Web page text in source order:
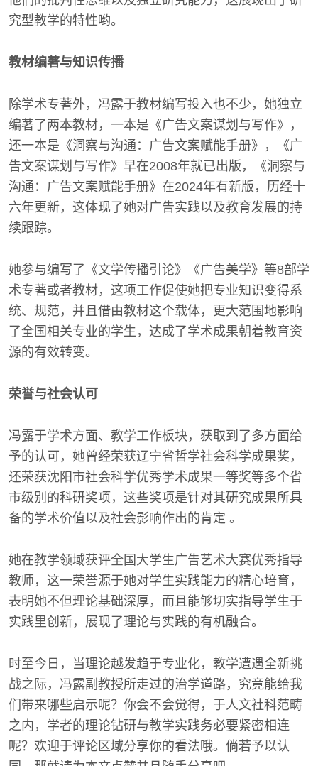
究型教学的特性哟。
教材编著与知识传播
除学术专著外，冯露于教材编写投入也不少，她独立
编著了两本教材，一本是《广告文案谋划与写作》，
还一本是《洞察与沟通：广告文案赋能手册》，《广
告文案谋划与写作》早在2008年就已出版，《洞察与
沟通：广告文案赋能手册》在2024年有新版，历经十
六年更新，这体现了她对广告实践以及教育发展的持
续跟踪。
她参与编写了《文学传播引论》《广告美学》等8部学
术专著或者教材，这项工作促使她把专业知识变得系
统、规范，并且借由教材这个载体，更大范围地影响
了全国相关专业的学生，达成了学术成果朝着教育资
源的有效转变。
荣誉与社会认可
冯露于学术方面、教学工作板块，获取到了多方面给
予的认可，她曾经荣获辽宁省哲学社会科学成果奖，
还荣获沈阳市社会科学优秀学术成果一等奖等多个省
市级别的科研奖项，这些奖项是针对其研究成果所具
备的学术价值以及社会影响作出的肯定 。
她在教学领域获评全国大学生广告艺术大赛优秀指导
教师，这一荣誉源于她对学生实践能力的精心培育，
表明她不但理论基础深厚，而且能够切实指导学生于
实践里创新，展现了理论与实践的有机融合。
时至今日，当理论越发趋于专业化，教学遭遇全新挑
战之际，冯露副教授所走过的治学道路，究竟能给我
们带来哪些启示呢？你会不会觉得，于人文社科范畴
之内，学者的理论钻研与教学实践务必要紧密相连
呢？欢迎于评论区域分享你的看法哦。倘若予以认